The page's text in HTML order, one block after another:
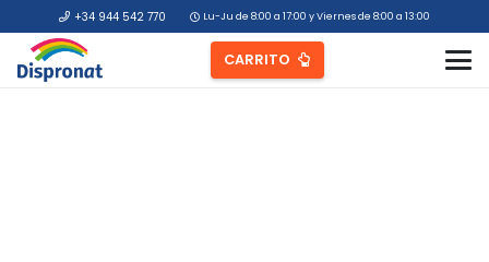
+34 944 542 770 Lu-Ju de 8:00 a 17:00 y Viernes de 8:00 a 13:00
CARRITO